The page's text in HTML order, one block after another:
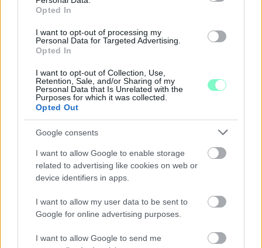
Opted In
I want to opt-out of processing my
Personal Data for Targeted Advertising.
Opted In
I want to opt-out of Collection, Use,
Retention, Sale, and/or Sharing of my
Personal Data that Is Unrelated with the
Purposes for which it was collected.
Opted Out
Google consents
I want to allow Google to enable storage
related to advertising like cookies on web or
device identifiers in apps.
I want to allow my user data to be sent to
Google for online advertising purposes.
I want to allow Google to send me
A GYŐRI AUDI ETO KC PÉNTEKI FELKÉSZÜLÉSI
MÉRKŐZÉSE
előrébb hozták a Brest Bretagne Handball elleni találkozó
kezdését.
1 hozzászólás